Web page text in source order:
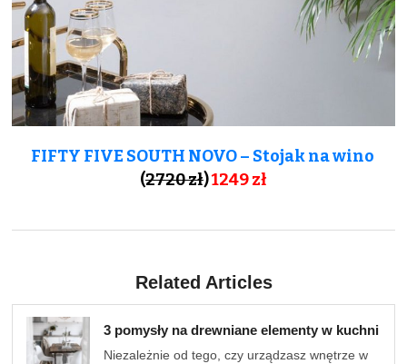
FIFTY FIVE SOUTH NOVO – Stojak na wino
(2720 zł)1249 zł
Related Articles
3 pomysły na drewniane elementy w kuchni
Niezależnie od tego, czy urządzasz wnętrze w